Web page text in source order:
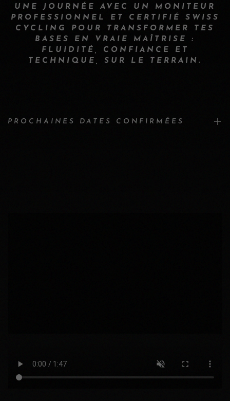
UNE JOURNÉE AVEC UN MONITEUR
PROFESSIONNEL ET CERTIFIÉ SWISS
CYCLING POUR TRANSFORMER TES
BASES EN VRAIE MAÎTRISE :
FLUIDITÉ, CONFIANCE ET
TECHNIQUE, SUR LE TERRAIN.
PROCHAINES DATES CONFIRMÉES